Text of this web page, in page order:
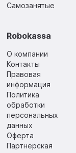
Самозанятые
Robokassa
О компании
Контакты
Правовая
информация
Политика
обработки
персональных
данных
Оферта
Партнерская